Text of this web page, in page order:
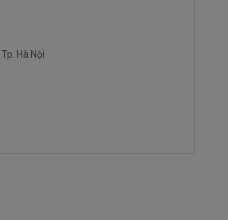
Hà Nội